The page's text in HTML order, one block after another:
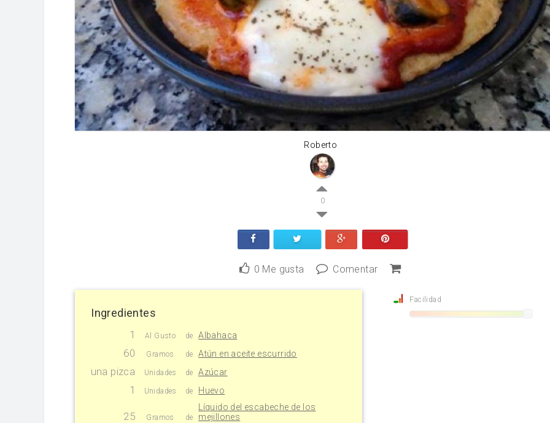
Roberto
0
0 Me gusta Comentar
Ingredientes
1 Al Gusto de Albahaca
60 Gramos de Atún en aceite escurrido
una pizca Unidades de Azúcar
1 Unidades de Huevo
25 Gramos de
Líquido del escabeche de los
mejillones
Facilidad